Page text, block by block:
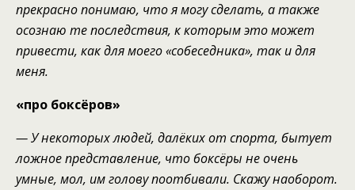
прекраснопонимаю, чтоя могу сделать, а также
осознаю тепоследствия, к которым это может
привести, как для моего «собеседника», так и для
меня.
«про боксёров»
— У некоторых людей, далёких от спорта, бытует
ложное представление, что боксёры не очень
умные, мол, им голову поотбивали. Скажу наоборот.